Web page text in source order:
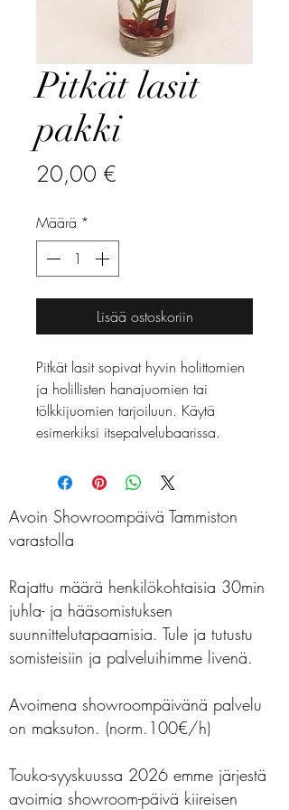
Pitkät lasit
pakki
20,00 €
Määrä *
Lisää ostoskoriin
Pitkät lasit sopivat hyvin holittomien
ja holillisten hanajuomien tai
tölkkijuomien tarjoiluun. Käytä
esimerkiksi itsepalvelubaarissa.
Avoin Showroompäivä Tammiston
varastolla
Rajattu määrä henkilökohtaisia 30min
juhla- ja hääsomistuksen
suunnittelutapaamisia. Tule ja tutustu
somisteisiin ja palveluihimme livenä.
Avoimena showroompäivänä palvelu
on maksuton. (norm.100€/h)
Touko-syyskuussa 2026 emme järjestä
avoimia showroom-päivä kiireisen